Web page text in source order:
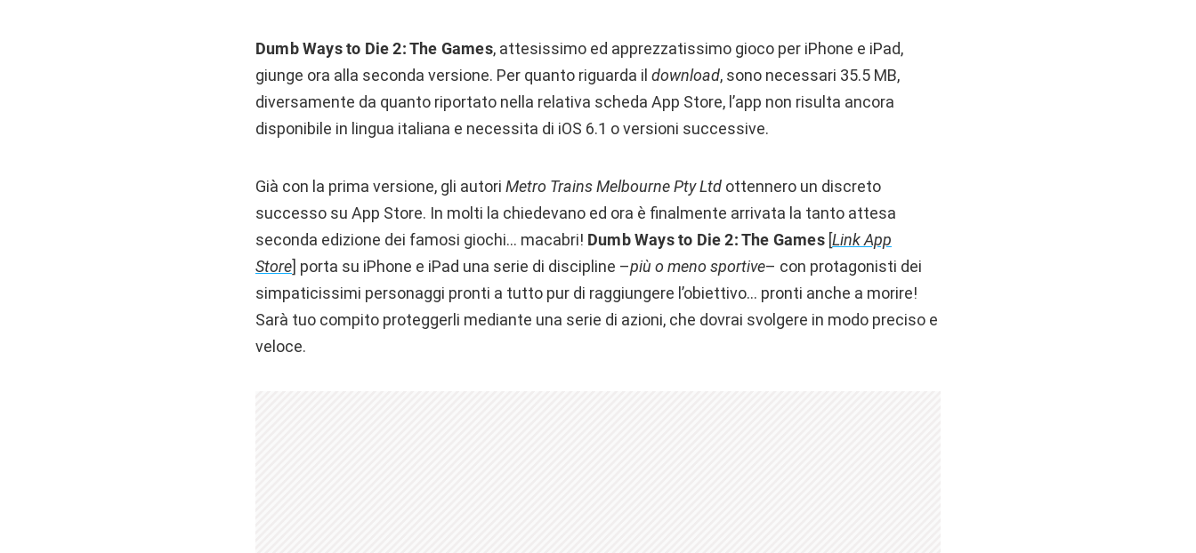
Dumb Ways to Die 2: The Games, attesissimo ed apprezzatissimo gioco per iPhone e iPad,
giunge ora alla seconda versione. Per quanto riguarda il download, sono necessari 35.5 MB,
diversamente da quanto riportato nella relativa scheda App Store, l’app non risulta ancora
disponibile in lingua italiana e necessita di iOS 6.1 o versioni successive.
Già con la prima versione, gli autori Metro Trains Melbourne Pty Ltd ottennero un discreto
successo su App Store. In molti la chiedevano ed ora è finalmente arrivata la tanto attesa
seconda edizione dei famosi giochi… macabri! Dumb Ways to Die 2: The Games [Link App
Store] porta su iPhone e iPad una serie di discipline –più o meno sportive– con protagonisti dei
simpaticissimi personaggi pronti a tutto pur di raggiungere l’obiettivo… pronti anche a morire!
Sarà tuo compito proteggerli mediante una serie di azioni, che dovrai svolgere in modo preciso e
veloce.